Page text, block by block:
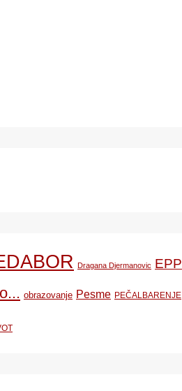
Dragana Djermanovic EPP
obrazovanje Pesme PEČALBARENJE